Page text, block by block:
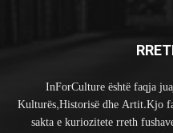
InForCulture është faqja
Kulturës,Historisë dhe Artit.Kjo
sakta e kuriozitete rreth